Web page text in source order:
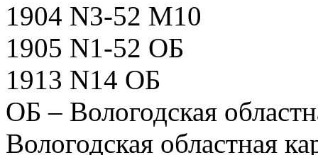
1904 N3-52 М10
1905 N1-52 ОБ
1913 N14 ОБ
ОБ – Вологодская
Вологодская областная